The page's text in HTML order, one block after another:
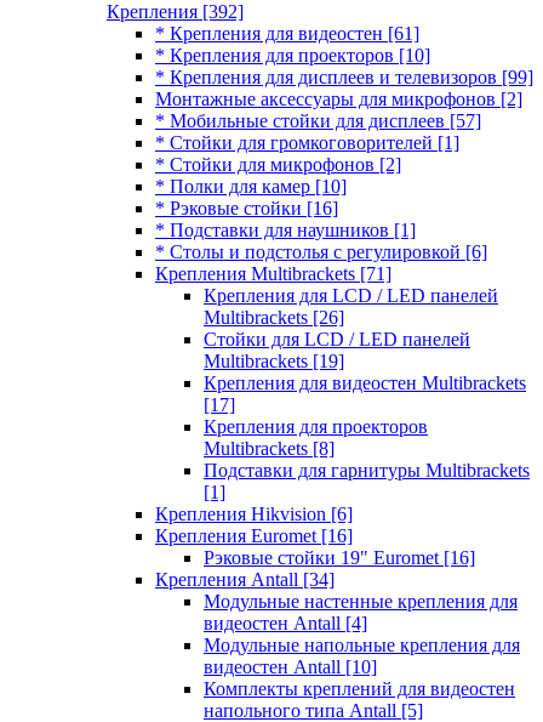
Крепления [392]
* Крепления для видеостен [61]
* Крепления для проекторов [10]
* Крепления для дисплеев и телевизоров [99]
Монтажные аксессуары для микрофонов [2]
* Мобильные стойки для дисплеев [57]
* Стойки для громкоговорителей [1]
* Стойки для микрофонов [2]
* Полки для камер [10]
* Рэковые стойки [16]
* Подставки для наушников [1]
* Столы и подстолья с регулировкой [6]
Крепления Multibrackets [71]
Крепления для LCD / LED панелей
Multibrackets [26]
Стойки для LCD / LED панелей
Multibrackets [19]
Крепления для видеостен Multibrackets
[17]
Крепления для проекторов
Multibrackets [8]
Подставки для гарнитуры Multibrackets
[1]
Крепления Hikvision [6]
Крепления Euromet [16]
Рэковые стойки 19" Euromet [16]
Крепления Antall [34]
Модульные настенные крепления для
видеостен Antall [4]
Модульные напольные крепления для
видеостен Antall [10]
Комплекты креплений для видеостен
напольного типа Antall [5]